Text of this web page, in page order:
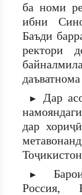
ба номи
ибни
Баъди
ректори
►
Дар
дар
►
Россия,